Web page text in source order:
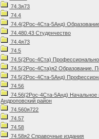
74.3я73
74.4
74.4(2Рос-4Ста-5Анд)
74.480.43 Студенчество
74.4я73
74.5
74.5(2Рос-4Ста)
74.5(2Рос-4Ста)я2 Образование.
74.5(2Рос-4Ста-5Анд)
74.56
74.56(2Рос-4Ста-5Анд) Начальное
Андроповский район
74.560я722
74.57
74.58
74.58я2 Справочные издания